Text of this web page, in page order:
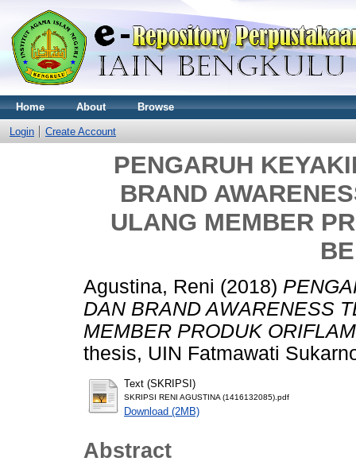
Home About Browse
Login Create Account
PENGARUH
BRAND
ULANG MEMBER
Agustina, Reni (2018)
DAN BRAND AWARENESS
MEMBER PRODUK
thesis, UIN Fatmawati
Text (SKRIPSI)
SKRIPSI RENI AGUSTINA (1416132085).pdf
Download (2MB)
Abstract